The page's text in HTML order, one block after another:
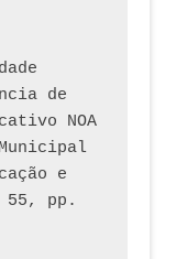
de
NOA
e
55, pp.